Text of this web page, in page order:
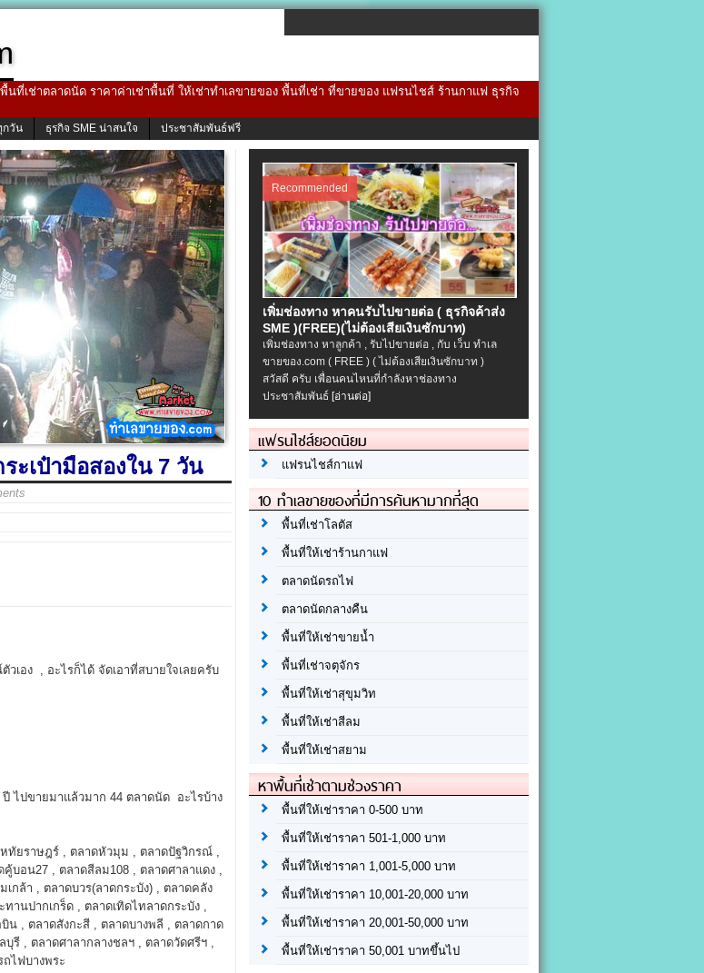
ที่เช่าตลาดนัด ราคาค่าเช่าพื้นที่ ให้เช่าทำเลขายของ พื้นที่เช่า ที่ขายของ แฟรนไชส์ ร้านกาแฟ ธุรกิจ
กวัน ธุรกิจ SME น่าสนใจ ประชาสัมพันธ์ฟรี
ะเป๋ามือสองใน 7 วัน
วเอง , อะไรก็ได้ จัดเอาที่สบายใจเลยครับ
ไปขายมาแล้วมาก 44 ตลาดนัด อะไรบ้าง
ทัยราษฎร์ , ตลาดหัวมุม , ตลาดปัฐวิกรณ์ ,
บอน27 , ตลาดสีลม108 , ตลาดศาลาแดง ,
กล้า , ตลาดบวร(ลาดกระบัง) , ตลาดคลัง
านปากเกร็ด , ตลาดเทิดไทลาดกระบัง ,
บิน , ตลาดสังกะสี , ตลาดบางพลี , ตลาดกาด
รี , ตลาดศาลากลางชลฯ , ตลาดวัดศรีฯ ,
ไฟบางพระ
Recommended
เพิ่มช่องทาง หาคนรับไปขายต่อ ( ธุรกิจค้าส่ง
SME )(FREE)(ไม่ต้องเสียเงินซักบาท)
เพิ่มช่องทาง หาลูกค้า , รับไปขายต่อ , กับ เว็บ ทำเล
ขายของ.com ( FREE ) ( ไม่ต้องเสียเงินซักบาท )
สวัสดี ครับ เพื่อนคนไหนที่กำลังหาช่องทาง
ประชาสัมพันธ์ [อ่านต่อ]
แฟรนไชส์ยอดนิยม
แฟรนไชส์กาแฟ
10 ทำเลขายของที่มีการค้นหามากที่สุด
พื้นที่เช่าโลตัส
พื้นที่ให้เช่าร้านกาแฟ
ตลาดนัดรถไฟ
ตลาดนัดกลางคืน
พื้นที่ให้เช่าขายน้ำ
พื้นที่เช่าจตุจักร
พื้นที่ให้เช่าสุขุมวิท
พื้นที่ให้เช่าสีลม
พื้นที่ให้เช่าสยาม
หาพื้นที่เช่าตามช่วงราคา
พื้นที่ให้เช่าราคา 0-500 บาท
พื้นที่ให้เช่าราคา 501-1,000 บาท
พื้นที่ให้เช่าราคา 1,001-5,000 บาท
พื้นที่ให้เช่าราคา 10,001-20,000 บาท
พื้นที่ให้เช่าราคา 20,001-50,000 บาท
พื้นที่ให้เช่าราคา 50,001 บาทขึ้นไป